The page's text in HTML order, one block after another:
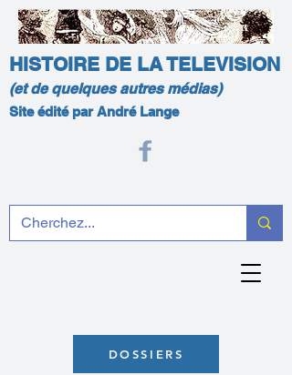
HISTOIRE DE LA TELEVISION
(et de quelques autres médias)
Site édité par André Lange
DOSSIERS